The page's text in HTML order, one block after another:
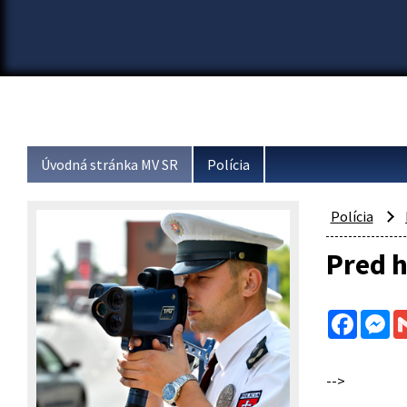
Úvodná stránka MV SR Polícia
Polícia
Pred
-->